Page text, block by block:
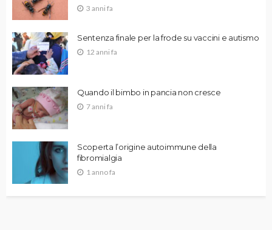
3 anni fa
Sentenza finale per la frode su vaccini e autismo
12 anni fa
Quando il bimbo in pancia non cresce
7 anni fa
Scoperta l’origine autoimmune della
fibromialgia
1 anno fa